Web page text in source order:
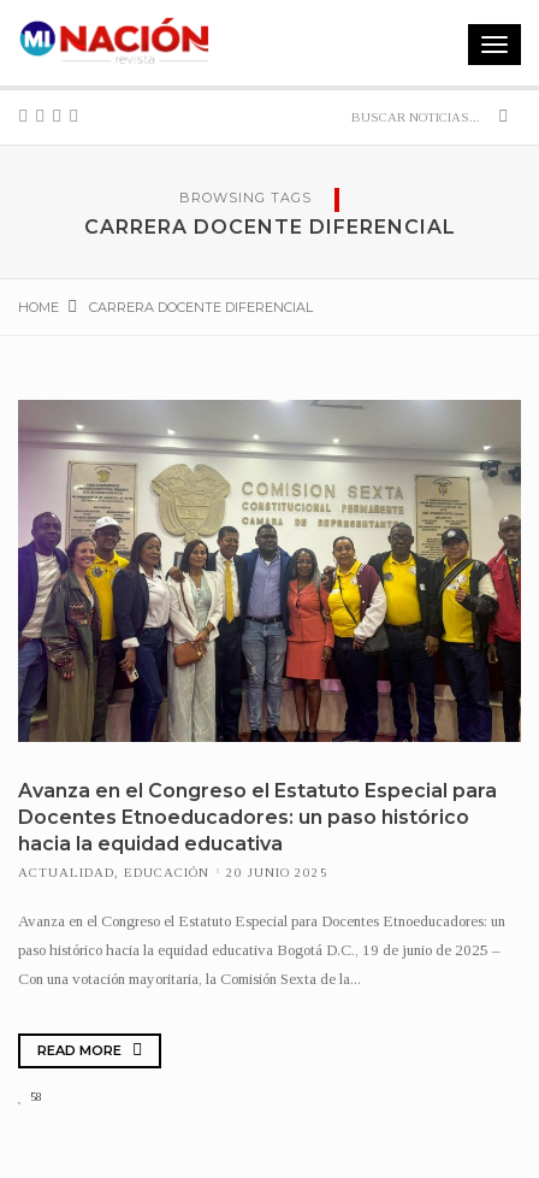
Toggle
BROWSING TAGS
CARRERA DOCENTE DIFERENCIAL
HOME CARRERA DOCENTE DIFERENCIAL
Avanza en el Congreso el Estatuto Especial para
Docentes Etnoeducadores: un paso histórico
hacia la equidad educativa
ACTUALIDAD EDUCACIÓN 20 JUNIO 2025
Avanza en el Congreso el Estatuto Especial para Docentes Etnoeducadores: un
paso histórico hacia la equidad educativa Bogotá D.C., 19 de junio de 2025 –
Con una votación mayoritaria, la Comisión Sexta de la...
READ MORE
58